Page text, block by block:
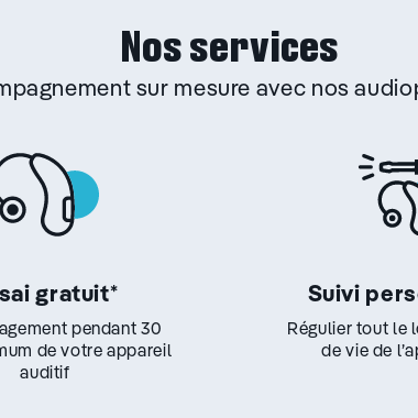
Nos services
sur mesure avec nos
gratuit*
pendant 30
de votre appareil
auditif
Suivi
Régulier tout le
de vie de